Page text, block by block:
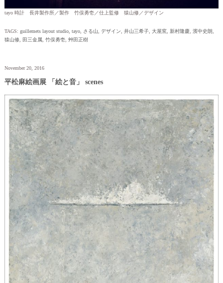
tayo 時計 長井製作所／製作 竹俣勇壱／仕上監修 猿山修／デザイン
TAGS: guillemets layout studio tayo さる山 デザイン 井山三希子 大屋窯 新村隆慶 濱中史朗
猿山修
田三金属 竹俣勇壱 艸田正樹
November 20, 2016
平松麻絵画展 「絵と音」 scenes